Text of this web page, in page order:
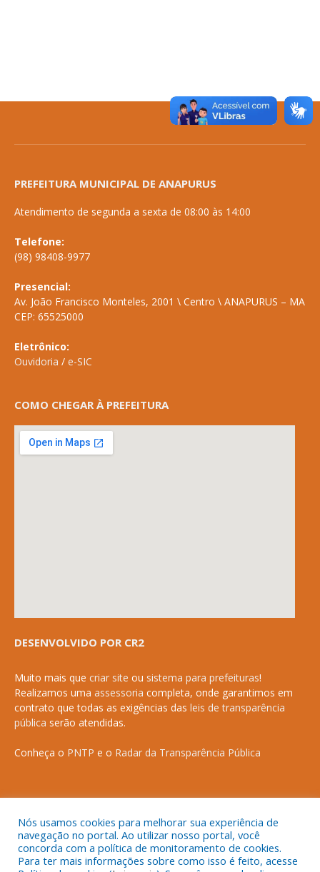
PREFEITURA MUNICIPAL DE ANAPURUS
Atendimento de segunda a sexta de 08:00 às 14:00
Telefone:
(98) 98408-9977
Presencial:
Av. João Francisco Monteles, 2001 \ Centro \ ANAPURUS – MA
CEP: 65525000
Eletrônico:
Ouvidoria / e-SIC
COMO CHEGAR À PREFEITURA
DESENVOLVIDO POR CR2
Muito mais que criar site ou sistema para prefeituras!
Realizamos uma assessoria completa, onde garantimos em
contrato que todas as exigências das leis de transparência
pública serão atendidas.
Conheça o PNTP e o Radar da Transparência Pública
Todos os direitos reservados a Prefeitura Municipal de Anapurus.
Nós usamos cookies para melhorar sua experiência de
navegação no portal. Ao utilizar nosso portal, você
concorda com a política de monitoramento de cookies.
Para ter mais informações sobre como isso é feito, acesse